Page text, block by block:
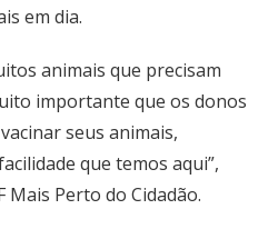
em dia.
animais que precisam
importante que os donos
seus animais,
que temos aqui”,
Mais Perto do Cidadão.